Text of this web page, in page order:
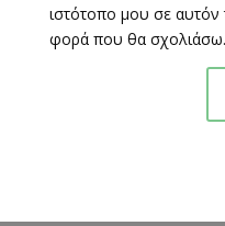
ιστότοπο μου σε αυτόν
φορά που θα σχολιάσω.